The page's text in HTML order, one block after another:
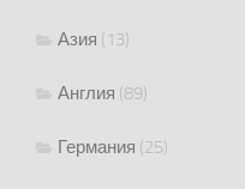
Азия (13)
Англия (89)
Германия (25)